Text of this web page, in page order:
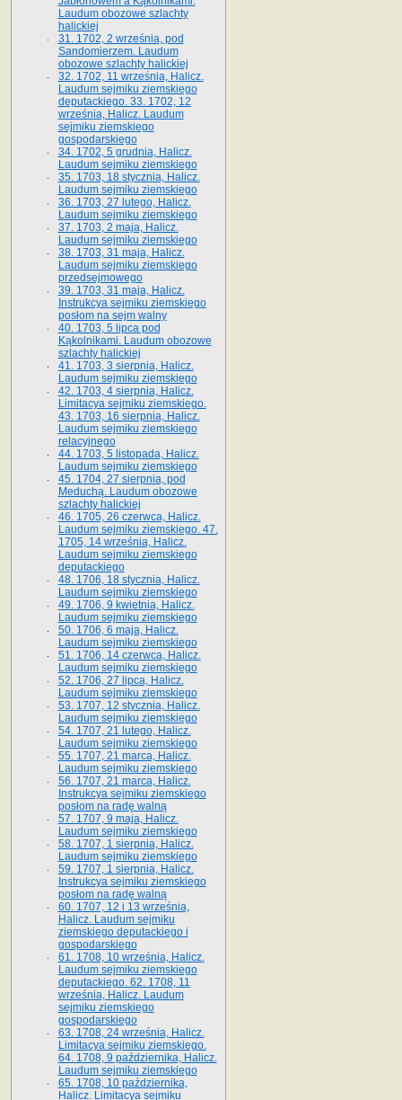
Laudum obozowe szlachty
halickiej
31. 1702, 2 września, pod
Sandomierzem. Laudum
obozowe szlachty halickiej
32. 1702, 11 września, Halicz.
Laudum sejmiku ziemskiego
deputackiego. 33. 1702, 12
września, Halicz. Laudum
sejmiku ziemskiego
gospodarskiego
34. 1702, 5 grudnia, Halicz.
Laudum sejmiku ziemskiego
35. 1703, 18 stycznia, Halicz.
Laudum sejmiku ziemskiego
36. 1703, 27 lutego, Halicz.
Laudum sejmiku ziemskiego
37. 1703, 2 maja, Halicz.
Laudum sejmiku ziemskiego
38. 1703, 31 maja, Halicz.
Laudum sejmiku ziemskiego
przedsejmowego
39. 1703, 31 maja, Halicz.
Instrukcya sejmiku ziemskiego
posłom na sejm walny
40. 1703, 5 lipca pod
Kąkolnikami. Laudum obozowe
szlachty halickiej
41­. 1703, 3 sierpnia, Halicz.
Laudum sejmiku ziemskiego
42. 1703, 4 sierpnia, Halicz.
Limitacya sejmiku ziemskiego.
43. 1703, 16 sierpnia, Halicz.
Laudum sejmiku ziemskiego
relacyjnego
44. 1703, 5 listopada, Halicz.
Laudum sejmiku ziemskiego
45. 1704, 27 sierpnia, pod
Meduchą. Laudum obozowe
szlachty halickiej
46. 1705, 26 czerwca, Halicz.
Laudum sejmiku ziemskiego. 47.
1705, 14 września, Halicz.
Laudum sejmiku ziemskiego
deputackiego
48. 1706, 18 stycznia, Halicz.
Laudum sejmiku ziemskiego
49. 1706, 9 kwietnia, Halicz.
Laudum sejmiku ziemskiego
50. 1706, 6 maja, Halicz.
Laudum sejmiku ziemskiego
51. 1706, 14 czerwca, Halicz.
Laudum sejmiku ziemskiego
52. 1706, 27 lipca, Halicz.
Laudum sejmiku ziemskiego
53. 1707, 12 stycznia, Halicz.
Laudum sejmiku ziemskiego
54. 1707, 21 lutego, Halicz.
Laudum sejmiku ziemskiego
55. 1707, 21 marca, Halicz.
Laudum sejmiku ziemskiego
56. 1707, 21 marca, Halicz.
Instrukcya sejmiku ziemskiego
posłom na radę walną
57. 1707, 9 maja, Halicz.
Laudum sejmiku ziemskiego
58. 1707, 1 sierpnia, Halicz.
Laudum sejmiku ziemskiego
59. 1707, 1 sierpnia, Halicz.
Instrukcya sejmiku ziemskiego
posłom na radę walną
60. 1707, 12 i 13 września,
Halicz. Laudum sejmiku
ziemskiego deputackiego i
gospodarskiego
61. 1708, 10 września, Halicz.
Laudum sejmiku ziemskiego
deputackiego. 62. 1708, 11
września, Halicz. Laudum
sejmiku ziemskiego
gospodarskiego
63. 1708, 24 września, Halicz.
Limitacya sejmiku ziemskiego.
64. 1708, 9 października, Halicz.
Laudum sejmiku ziemskiego
65­. 1708, 10 października,
Halicz. Limitacya sejmiku